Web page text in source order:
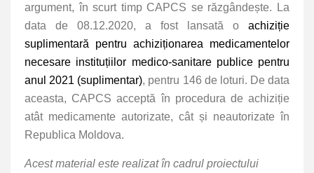
argument, în scurt timp CAPCS se răzgândește. La
data de 08.12.2020, a fost lansată o achiziție
suplimentară pentru achiziționarea medicamentelor
necesare instituțiilor medico-sanitare publice pentru
anul 2021 (suplimentar), pentru 146 de loturi. De data
aceasta, CAPCS acceptă în procedura de achiziție
atât medicamente autorizate, cât și neautorizate în
Republica Moldova.
Acest material este realizat în cadrul proiectului